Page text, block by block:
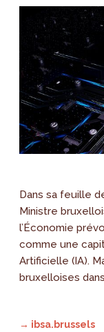
Dans sa feuille
Ministre
l’Économie
comme une
Artificielle (IA).
bruxelloises
→ ibsa.brussels